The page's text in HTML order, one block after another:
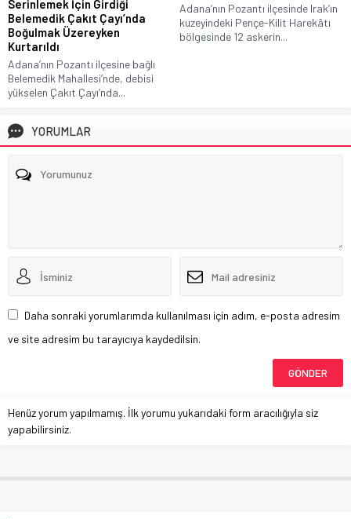
Serinlemek İçin Girdiği
Belemedik Çakıt Çayı’nda
Boğulmak Üzereyken
Kurtarıldı
Adana’nın Pozantı ilçesine bağlı
Belemedik Mahallesi’nde, debisi
yükselen Çakıt Çayı’nda...
Adana’nın Pozantı ilçesinde Irak’ın
kuzeyindeki Pençe-Kilit Harekâtı
bölgesinde 12 askerin...
YORUMLAR
Daha sonraki yorumlarımda kullanılması için adım, e-posta adresim
ve site adresim bu tarayıcıya kaydedilsin.
Henüz yorum yapılmamış. İlk yorumu yukarıdaki form aracılığıyla siz
yapabilirsiniz.